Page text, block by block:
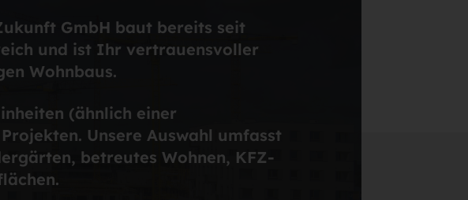
GmbH baut bereits seit
und ist Ihr vertrauensvoller
Wohnbaus.
(ähnlich einer
Unsere Auswahl umfasst
betreutes Wohnen, KFZ-